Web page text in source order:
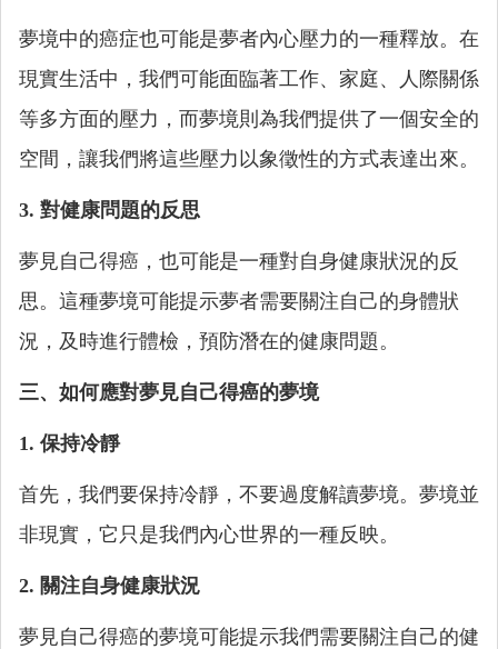
夢境中的癌症也可能是夢者內心壓力的一種釋放。在
現實生活中，我們可能面臨著工作、家庭、人際關係
等多方面的壓力，而夢境則為我們提供了一個安全的
空間，讓我們將這些壓力以象徵性的方式表達出來。
3. 對健康問題的反思
夢見自己得癌，也可能是一種對自身健康狀況的反
思。這種夢境可能提示夢者需要關注自己的身體狀
況，及時進行體檢，預防潛在的健康問題。
三、如何應對夢見自己得癌的夢境
1. 保持冷靜
首先，我們要保持冷靜，不要過度解讀夢境。夢境並
非現實，它只是我們內心世界的一種反映。
2. 關注自身健康狀況
夢見自己得癌的夢境可能提示我們需要關注自己的健